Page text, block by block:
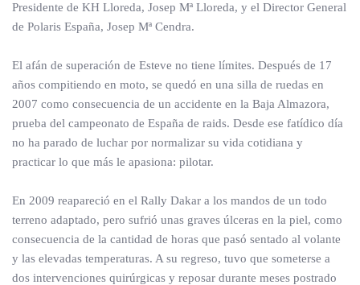
Presidente de KH Lloreda, Josep Mª Lloreda, y el Director General
de Polaris España, Josep Mª Cendra.
El afán de superación de Esteve no tiene límites. Después de 17
años compitiendo en moto, se quedó en una silla de ruedas en
2007 como consecuencia de un accidente en la Baja Almazora,
prueba del campeonato de España de raids. Desde ese fatídico día
no ha parado de luchar por normalizar su vida cotidiana y
practicar lo que más le apasiona: pilotar.
En 2009 reapareció en el Rally Dakar a los mandos de un todo
terreno adaptado, pero sufrió unas graves úlceras en la piel, como
consecuencia de la cantidad de horas que pasó sentado al volante
y las elevadas temperaturas. A su regreso, tuvo que someterse a
dos intervenciones quirúrgicas y reposar durante meses postrado